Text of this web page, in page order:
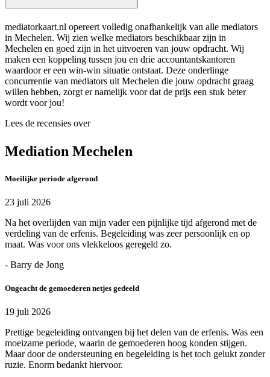
mediatorkaart.nl opereert volledig onafhankelijk van alle mediators
in Mechelen. Wij zien welke mediators beschikbaar zijn in
Mechelen en goed zijn in het uitvoeren van jouw opdracht. Wij
maken een koppeling tussen jou en drie accountantskantoren
waardoor er een win-win situatie ontstaat. Deze onderlinge
concurrentie van mediators uit Mechelen die jouw opdracht graag
willen hebben, zorgt er namelijk voor dat de prijs een stuk beter
wordt voor jou!
Lees de recensies over
Mediation Mechelen
Moeilijke periode afgerond
23 juli 2026
Na het overlijden van mijn vader een pijnlijke tijd afgerond met de
verdeling van de erfenis. Begeleiding was zeer persoonlijk en op
maat. Was voor ons vlekkeloos geregeld zo.
- Barry de Jong
Ongeacht de gemoederen netjes gedeeld
19 juli 2026
Prettige begeleiding ontvangen bij het delen van de erfenis. Was een
moeizame periode, waarin de gemoederen hoog konden stijgen.
Maar door de ondersteuning en begeleiding is het toch gelukt zonder
ruzie. Enorm bedankt hiervoor.